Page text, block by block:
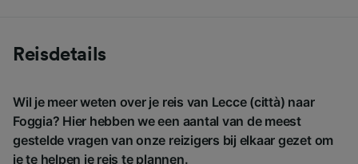
Reisdetails
Wil je meer weten over je reis van Lecce (città) naar
Foggia? Hier hebben we een aantal van de meest
gestelde vragen van onze reizigers bij elkaar gezet om
je te helpen je reis te plannen.